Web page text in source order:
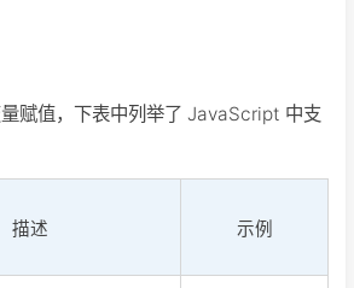
赋值，下表中列举了 JavaScript 中支
描述 示例